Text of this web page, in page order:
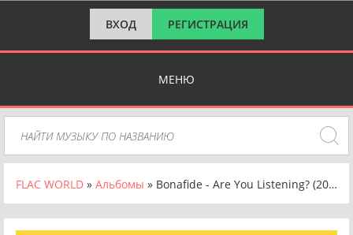
ВХОД РЕГИСТРАЦИЯ
МЕНЮ
FLAC WORLD » Альбомы » Bonafide - Are You Listening? (2023) FLAC